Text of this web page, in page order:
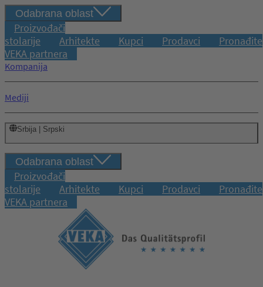
Odabrana oblast
Proizvođači
stolarije
Arhitekte Kupci Prodavci
Pronađite
VEKA partnera
Kompanija
Mediji
Srbija | Srpski
Odabrana oblast
Proizvođači
stolarije
Arhitekte Kupci Prodavci
Pronađite
VEKA partnera